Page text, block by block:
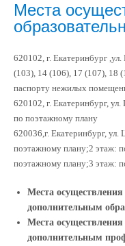
Места
620102, г. Екатеринбург
(103), 14 (106), 17 (107), 18
паспорту нежилых
620102, г. Екатеринбург,
по поэтажному плану
620036,г. Екатеринбург,
поэтажному плану;2
поэтажному плану;3 этаж:
Места осуществления
дополнительным
Места осуществления
дополнительным